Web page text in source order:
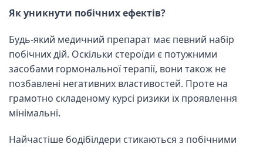
Як уникнути побічних ефектів?
Будь-який медичний препарат має певний набір
побічних дій. Оскільки стероїди є потужними
засобами гормональної терапії, вони також не
позбавлені негативних властивостей. Проте на
грамотно складеному курсі ризики їх проявлення
мінімальні.
Найчастіше бодібілдери стикаються з побічними